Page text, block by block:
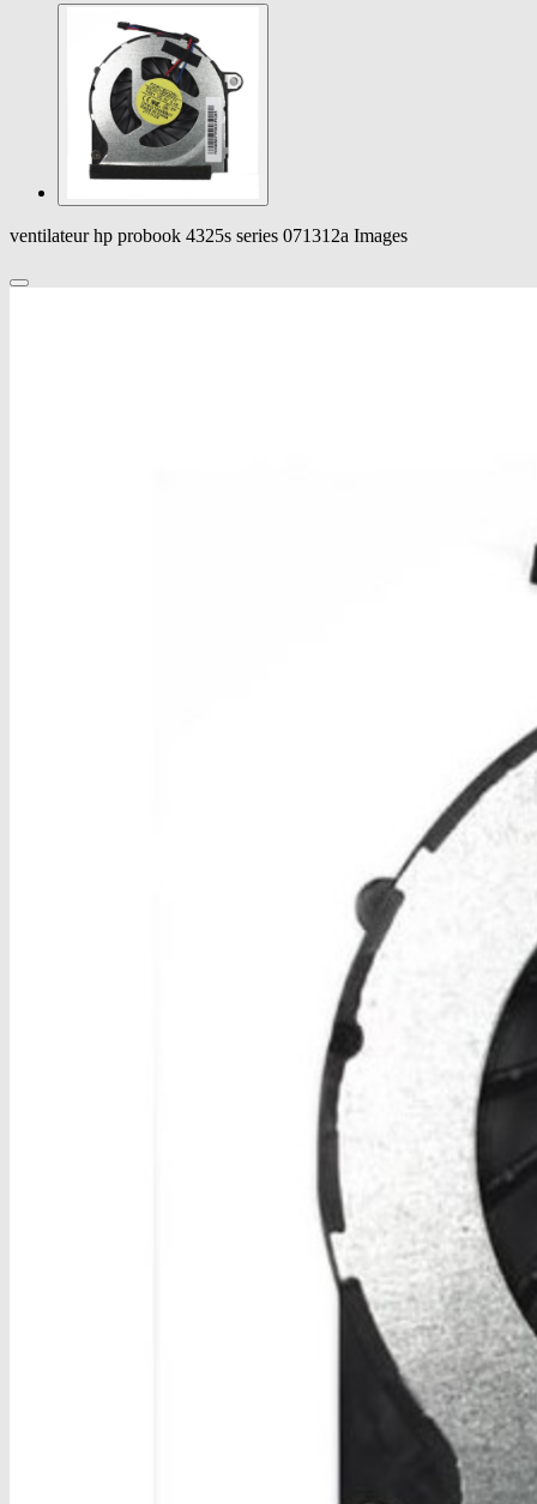
ventilateur hp probook 4325s series 071312a Images